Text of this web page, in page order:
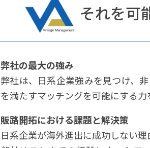
それを可
弊社の最大の強み
弊社は、日系企業強みを見つけ、
を満たすマッチングを可能にする力
販路開拓における課題と解決策
日系企業が海外進出に成功しない